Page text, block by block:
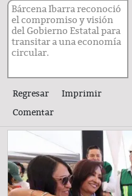
Bárcena Ibarra reconoció
el compromiso y visión
del Gobierno Estatal para
transitar a una economía
circular.
Regresar
Imprimir
Comentar